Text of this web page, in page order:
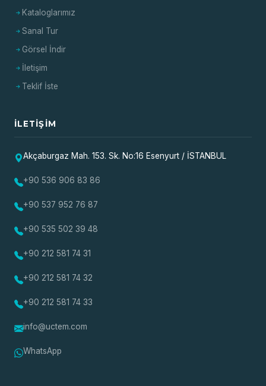
Kataloglarımız
Sanal Tur
Görsel İndir
İletişim
Teklif İste
İLETIŞIM
Akçaburgaz Mah. 153. Sk. No:16 Esenyurt / İSTANBUL
+90 536 906 83 86
+90 537 952 76 87
+90 535 502 39 48
+90 212 581 74 31
+90 212 581 74 32
+90 212 581 74 33
info@uctem.com
WhatsApp